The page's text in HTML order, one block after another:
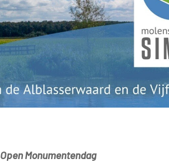
Open Monumentendag